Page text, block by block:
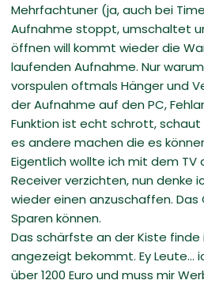
Mehrfachtuner (ja, auch bei
Aufnahme stoppt, umschaltet
öffnen will kommt wieder die
laufenden Aufnahme. Nur
vorspulen oftmals Hänger und
der Aufnahme auf den PC,
Funktion ist echt schrott,
es andere machen die es
Eigentlich wollte ich mit dem TV
Receiver verzichten, nun denke
wieder einen anzuschaffen.
Sparen können.
Das schärfste an der Kiste finde
angezeigt bekommt. Ey Leute...
über 1200 Euro und muss mir